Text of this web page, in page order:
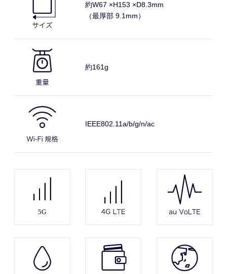
約W67 ×H153 ×D8.3mm
（最厚部 9.1mm）
約161g
IEEE802.11a/b/g/n/ac